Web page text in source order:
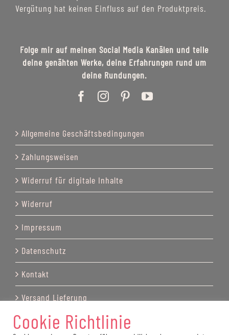
Vergütung hat keinen Einfluss auf den Produktpreis.
Folge mir auf meinen Social Media Kanälen und teile
deine genähten Werke, deine Erfahrungen rund um
deine Rundungen.
Allgemeine Geschäftsbedingungen
Zahlungsweisen
Widerruf für digitale Inhalte
Widerruf
Impressum
Datenschutz
Kontakt
Versand Lieferung
Cookie Richtlinie